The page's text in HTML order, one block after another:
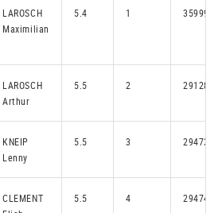
LAROSCH
Maximilian
5.4 1 35999
LAROSCH
Arthur
5.5 2 29128
KNEIP
Lenny
5.5 3 29473
CLEMENT
5.5 4 29474